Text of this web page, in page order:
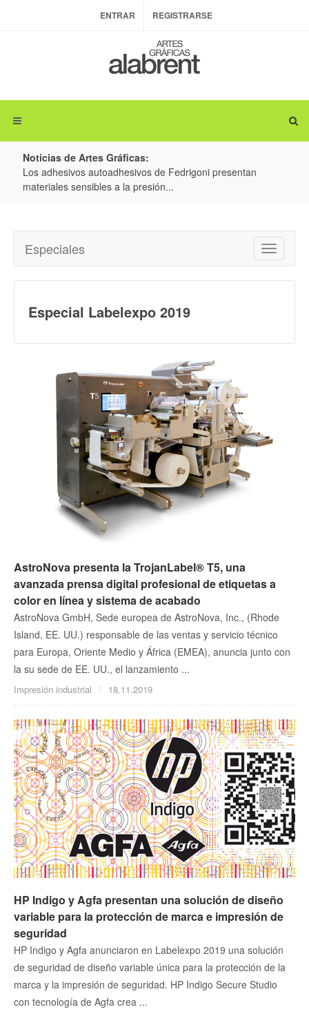
ENTRAR REGISTRARSE
Noticias de Artes Gráficas:
presentan
Colorman Ireland y BOBST: Avanzando
producción de embalajes inteligentes y
Toggle
Especiales
Especial Labelexpo 2019
AstroNova presenta la TrojanLabel® T5, una
avanzada prensa digital profesional de etiquetas a
color en línea y sistema de acabado
AstroNova GmbH, Sede europea de AstroNova, Inc., (Rhode
Island, EE. UU.) responsable de las ventas y servicio técnico
para Europa, Oriente Medio y África (EMEA), anuncia junto con
la su sede de EE. UU., el lanzamiento ...
Impresión industrial 18.11.2019
HP Indigo y Agfa presentan una solución de diseño
variable para la protección de marca e impresión de
seguridad
HP Indigo y Agfa anunciaron en Labelexpo 2019 una solución
de seguridad de diseño variable única para la protección de la
marca y la impresión de seguridad. HP Indigo Secure Studio
con tecnología de Agfa crea ...